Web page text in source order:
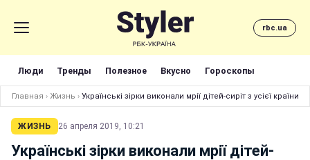
rbc.ua
Люди Тренды Полезное Вкусно Гороскопы
Главная › Жизнь › Українські зірки виконали мрії дітей-сиріт з усієї країни
ЖИЗНЬ 26 апреля 2019, 10:21
Українські зірки виконали мрії дітей-